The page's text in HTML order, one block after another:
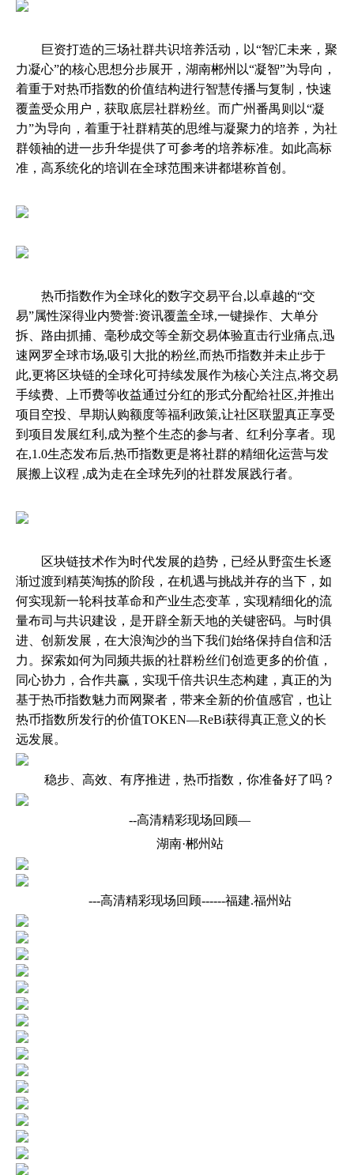
巨资打造的三场社群共识培养活动，以“智汇未来，聚
力凝心”的核心思想分步展开，湖南郴州以“凝智”为导向，
着重于对热币指数的价值结构进行智慧传播与复制，快速
覆盖受众用户，获取底层社群粉丝。而广州番禺则以“凝
力”为导向，着重于社群精英的思维与凝聚力的培养，为社
群领袖的进一步升华提供了可参考的培养标准。如此高标
准，高系统化的培训在全球范围来讲都堪称首创。
热币指数作为全球化的数字交易平台,以卓越的“交
易”属性深得业内赞誉:资讯覆盖全球,一键操作、大单分
拆、路由抓捕、毫秒成交等全新交易体验直击行业痛点,迅
速网罗全球市场,吸引大批的粉丝,而热币指数并未止步于
此,更将区块链的全球化可持续发展作为核心关注点,将交易
手续费、上币费等收益通过分红的形式分配给社区,并推出
项目空投、早期认购额度等福利政策,让社区联盟真正享受
到项目发展红利,成为整个生态的参与者、红利分享者。现
在,1.0生态发布后,热币指数更是将社群的精细化运营与发
展搬上议程 ,成为走在全球先列的社群发展践行者。
区块链技术作为时代发展的趋势，已经从野蛮生长逐
渐过渡到精英淘拣的阶段，在机遇与挑战并存的当下，如
何实现新一轮科技革命和产业生态变革，实现精细化的流
量布司与共识建设，是开辟全新天地的关键密码。与时俱
进、创新发展，在大浪淘沙的当下我们始络保持自信和活
力。探索如何为同频共振的社群粉丝们创造更多的价值，
同心协力，合作共赢，实现千倍共识生态构建，真正的为
基于热币指数魅力而网聚者，带来全新的价值感官，也让
热币指数所发行的价值TOKEN—ReBi获得真正意义的长
远发展。
稳步、高效、有序推进，热币指数，你准备好了吗？
--高清精彩现场回顾—
湖南·郴州站
---高清精彩现场回顾------福建.福州站